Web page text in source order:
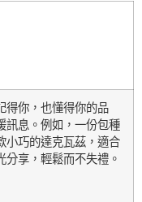
得你，也懂得你的品
訊息。例如，一份包種
小巧的達克瓦茲，適合
分享，輕鬆而不失禮。